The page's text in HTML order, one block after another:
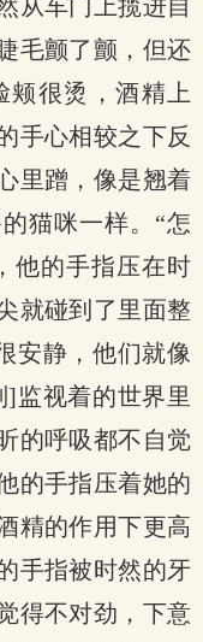
从车门上揽进自
毛颤了颤，但还
颊很烫，酒精上
手心相较之下反
里蹭，像是翘着
猫咪一样。“怎
他的手指压在时
就碰到了里面整
安静，他们就像
监视着的世界里
的呼吸都不自觉
的手指压着她的
精的作用下更高
手指被时然的牙
得不对劲，下意